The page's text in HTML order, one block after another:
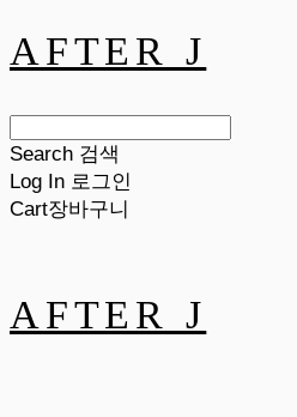
AFTER J
Search 검색
Log In 로그인
Cart장바구니
AFTER J